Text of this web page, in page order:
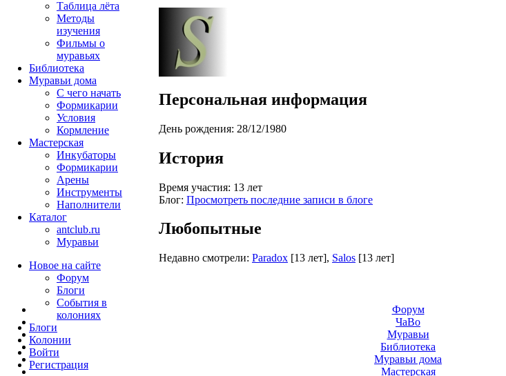
Персональная информация
День рождения: 28/12/1980
История
Время участия: 13 лет
Блог: Просмотреть последние записи в блоге
Любопытные
Недавно смотрели: Paradox [13 лет], Salos [13 лет]
Таблица лёта
Методы
изучения
Фильмы о
муравьях
Библиотека
Муравьи дома
С чего начать
Формикарии
Условия
Кормление
Мастерская
Инкубаторы
Формикарии
Арены
Инструменты
Наполнители
Каталог
antclub.ru
Муравьи
Новое на сайте
Форум
Блоги
События в
колониях
Блоги
Колонии
Войти
Peгиcтpaция
Форум
ЧаВо
Муравьи
Библиотека
Муравьи дома
Мастерская